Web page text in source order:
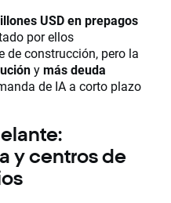
USD en prepagos
por ellos
de construcción, pero la
ymás deuda
de IA a corto plazo
y centros de